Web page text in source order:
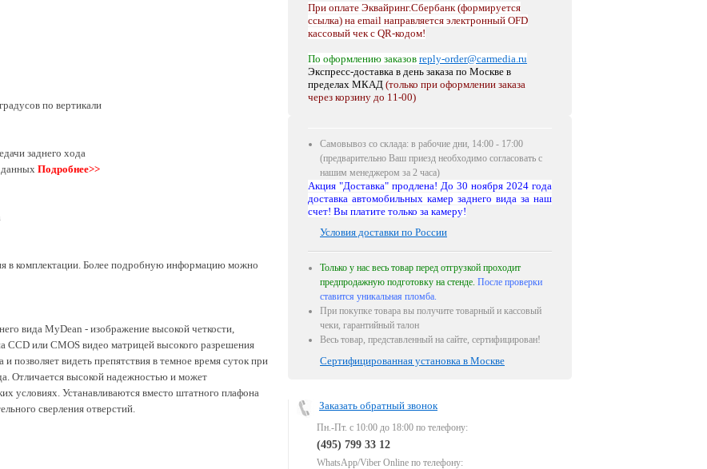
При оплате Эквайринг.Сбербанк (формируется
ссылка) на email направляется электронный OFD
кассовый чек с QR-кодом!
По оформлению заказов reply-order@carmedia.ru
Экспресс-доставка в день заказа по Москве в
пределах МКАД (только при оформлении заказа
через корзину до 11-00)
Самовывоз со склада: в рабочие дни, 14:00 - 17:00
(предварительно Ваш приезд необходимо согласовать с
нашим менеджером за 2 часа)
Акция "Доставка" продлена! До 30 ноября 2024 года
доставка автомобильных камер заднего вида за наш
счет! Вы платите только за камеру!
Условия доставки по России
Только у нас весь товар перед отгрузкой проходит
предпродажную подготовку на стенде. После проверки
ставится уникальная пломба.
При покупке товара вы получите товарный и кассовый
чеки, гарантийный талон
Весь товар, представленный на сайте, сертифицирован!
Сертифицированная установка в Москве
Заказать обратный звонок
Пн.-Пт. с 10:00 до 18:00 по телефону:
(495) 799 33 12
WhatsApp/Viber Online по телефону:
по вертикали
заднего хода
Подробнее>>
в комплектации. Более подробную информацию можно
вида MyDean - изображение высокой четкости,
CCD или CMOS видео матрицей высокого разрешения
позволяет видеть препятствия в темное время суток при
Отличается высокой надежностью и может
условиях. Устанавливаются вместо штатного плафона
сверления отверстий.